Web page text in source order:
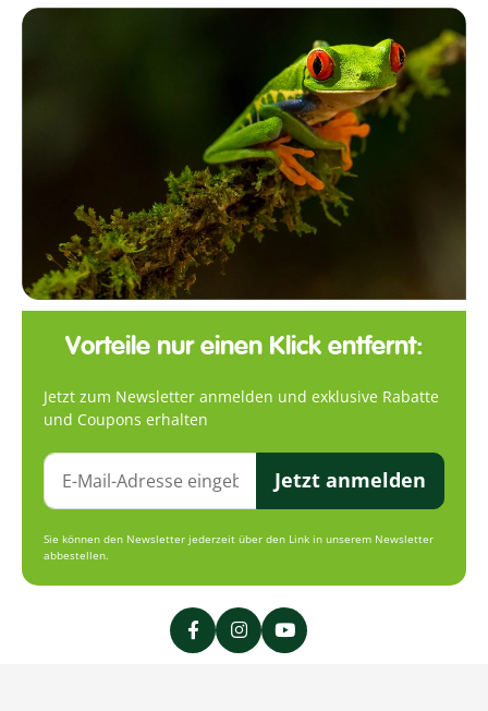
Vorteile nur einen Klick entfernt:
Jetzt zum Newsletter anmelden und exklusive Rabatte
und Coupons erhalten
Jetzt anmelden
Sie können den Newsletter jederzeit über den Link in unserem Newsletter
abbestellen.